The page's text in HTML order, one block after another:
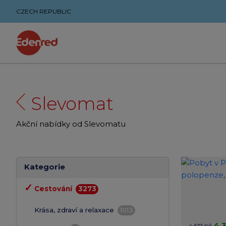
CZECH REPUBLIC
Slevomat
Akční nabídky od Slevomatu
Kategorie
✓ Cestování 3273
Krása, zdraví a relaxace 1013